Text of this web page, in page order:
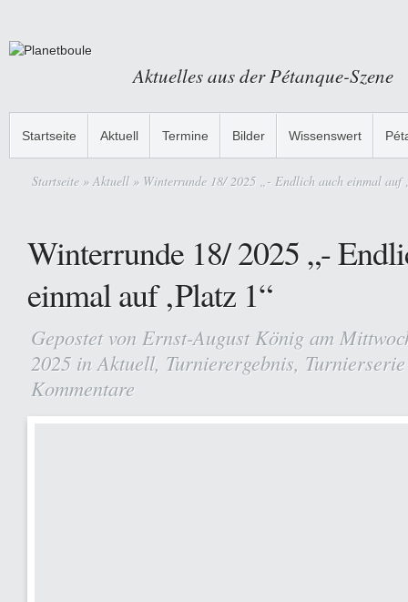
Aktuelles aus der Pétanque-Szene
Startseite Aktuell Termine Bilder Wissenswert
Startseite » Aktuell » Winterrunde 18/ 2025 „- Endlich auch einmal auf
Winterrunde 18/ 2025 „-
einmal auf ‚Platz 1“
Gepostet von Ernst-August König am
2025 inAktuell, Turnierergebnis, Turnierserie
Kommentare